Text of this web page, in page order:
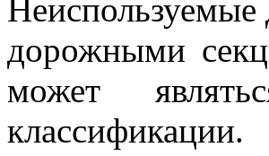
Неиспользуемые
дорожными
может
классификации.